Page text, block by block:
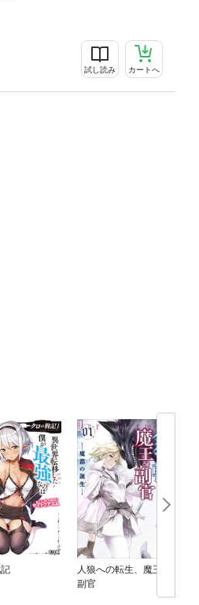
試し読み カートへ
人狼への転生、魔王の
副官